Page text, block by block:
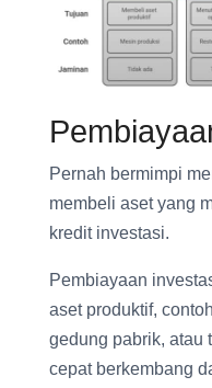
Pernah bermimpi
membeli aset yang
kredit investasi.
Pembiayaan
aset produktif,
gedung pabrik, atau
cepat berkembang